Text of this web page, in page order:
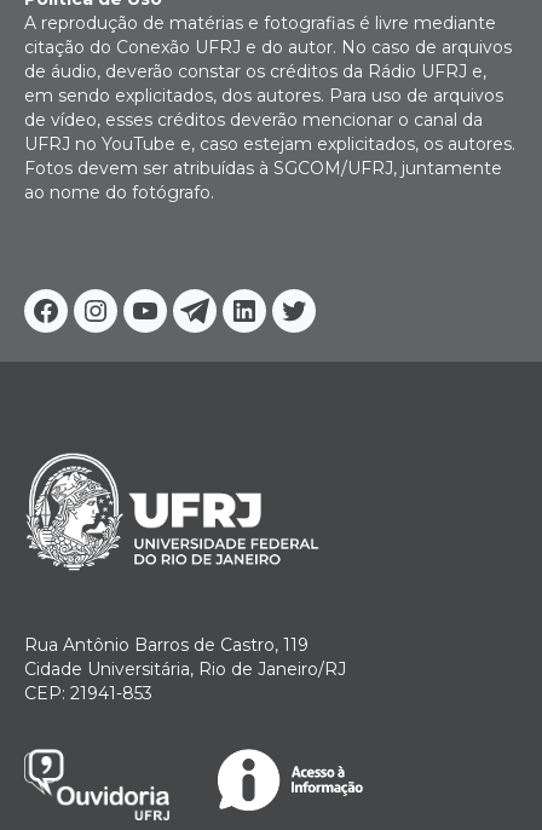
Facebook
Instagram
YoutubeTelegram
Linkedin
Twitter
A reprodução de matérias e fotografias é livre mediante
citação do Conexão UFRJ e do autor. No caso de arquivos
de áudio, deverão constar os créditos da Rádio UFRJ e,
em sendo explicitados, dos autores. Para uso de arquivos
de vídeo, esses créditos deverão mencionar o canal da
UFRJ no YouTube e, caso estejam explicitados, os autores.
Fotos devem ser atribuídas à SGCOM/UFRJ, juntamente
ao nome do fotógrafo.
Rua Antônio Barros de Castro, 119
Cidade Universitária, Rio de Janeiro/RJ
CEP: 21941-853